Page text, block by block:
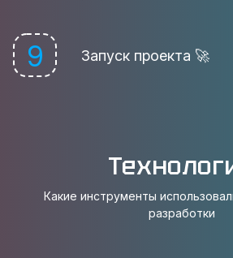
9 Запуск проекта 🚀
Какие инструменты
разработки